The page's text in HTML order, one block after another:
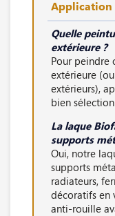
Application
Quelle
extérieure ?
Pour peindre
extérieure
extérieurs),
bien
La laque
supports
Oui, notre
supports
radiateurs,
décoratifs en
anti-rouille